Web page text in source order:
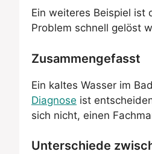
Ein weiteres Beispiel ist
Problem schnell gelöst
Zusammengefasst
Ein kaltes Wasser im
Diagnose ist
sich nicht, einen
Unterschiede